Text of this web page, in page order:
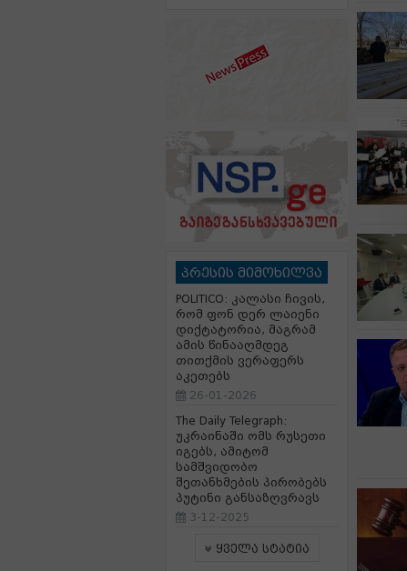
პრესის მიმოხილვა
POLITICO: კალასი ჩივის,
რომ ფონ დერ ლაიენი
დიქტატორია, მაგრამ
ამის წინააღმდეგ
თითქმის ვერაფერს
აკეთებს
26-01-2026
The Daily Telegraph:
უკრაინაში ომს რუსეთი
იგებს, ამიტომ
სამშვიდობო
შეთანხმების პირობებს
პუტინი განსაზღვრავს
3-12-2025
ყველა სტატია